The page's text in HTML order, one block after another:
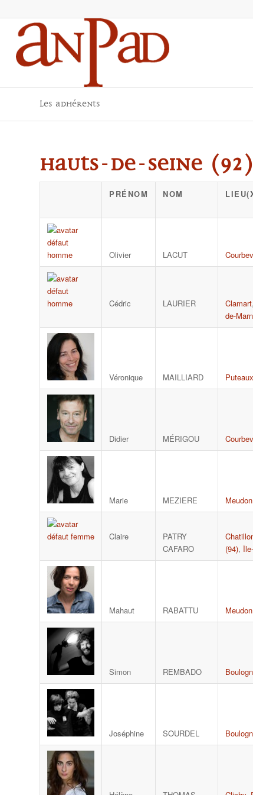
Les adhérents
Hauts-de-Seine
PRÉNOM NOM
Olivier LACUT
Cédric LAURIER Clamart,
de-
Véronique MAILLIARD Puteaux
Didier MÉRIGOU
Marie MEZIERE Meudon
Claire
PATRY
CAFARO
(94),
Mahaut RABATTU Meudon
Simon REMBADO
Joséphine SOURDEL